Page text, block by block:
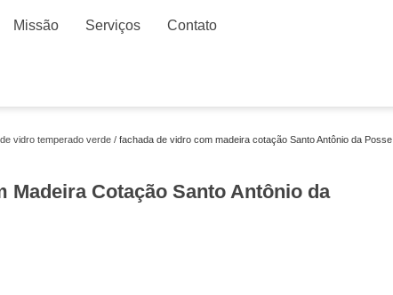
Missão Serviços Contato
vidro temperado verde fachada de vidro com madeira cotação Santo Antônio da Posse
Madeira Cotação Santo Antônio da